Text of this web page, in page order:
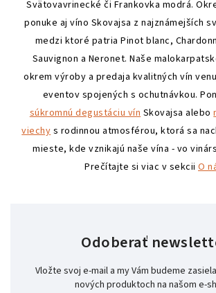
Svätovavrinecké či Frankovka modrá.
ponuke aj víno Skovajsa z najznámejších
medzi ktoré patria Pinot blanc,
Sauvignon a Neronet. Naše
okrem výroby a predaja kvalitných vín
eventov spojených s ochutnávkou.
súkromnú degustáciu vínSkovajsa alebo
viechys rodinnou atmosférou, ktorá sa
mieste, kde vznikajú naše vína - vo
Prečítajte si viac v sekcii O
Odoberať
Vložte svoj e-mail a my Vám budeme
nových produktoch na našom e-